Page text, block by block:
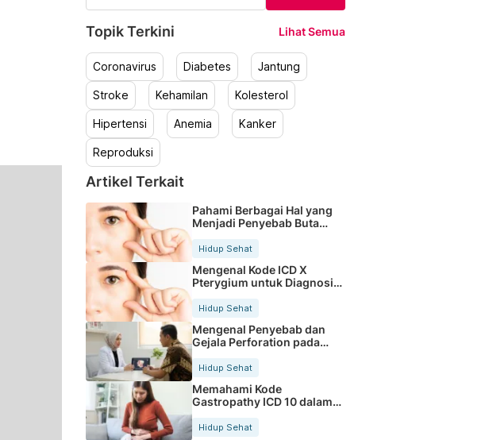
Topik Terkini Lihat Semua
Coronavirus Diabetes Jantung
Stroke Kehamilan Kolesterol
Hipertensi Anemia Kanker
Reproduksi
Artikel Terkait
Pahami Berbagai Hal yang
Menjadi Penyebab Buta
Hidup Sehat
Mengenal Kode ICD X
Pterygium untuk Diagnosis
Hidup Sehat
Mengenal Penyebab dan
Gejala Perforation pada
Tubuh
Hidup Sehat
Memahami Kode
Gastropathy ICD 10 dalam
Rekam Medis Pasien
Hidup Sehat